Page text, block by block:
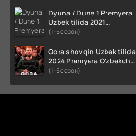
Dyuna / Dune 1 Premyera
Uzbek tilida 2021
O'zbekcha tarjima kino HD
(1-5 сезон)
Qora shovqin Uzbek tilida
2024 Premyera O'zbekcha
tarjima kino HD skachat
(1-5 сезон)